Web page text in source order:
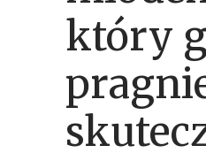
który